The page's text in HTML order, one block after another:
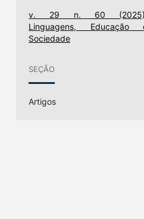
v. 29 n. 60
Linguagens, Educação
Sociedade
SEÇÃO
Artigos